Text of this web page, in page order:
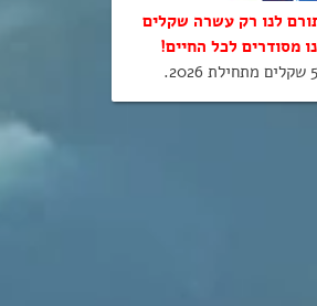
לנו רק עשרה שקלים
מסודרים לכל החיים!